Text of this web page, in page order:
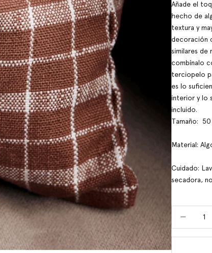
Añade el
hecho de
textura y
decoración
similares de
combínalo
terciopelo
es lo
interior y lo
incluido.
Tamaño:
Material:
Cuidado:
secadora,